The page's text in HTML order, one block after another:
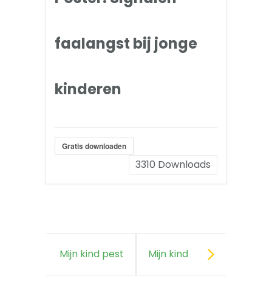
faalangst bij jonge
kinderen
Gratis downloaden
3310 Downloads
Mijn kind pest Mijn kind